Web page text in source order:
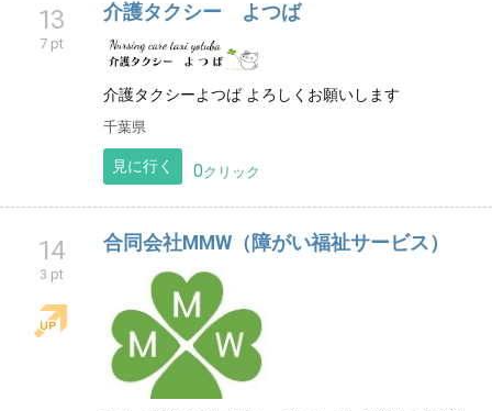
13
7 pt
介護タクシー よつば
介護タクシーよつば よろしくお願いします
千葉県
見に行く 0クリック
14
3 pt
合同会社MMW（障がい福祉サービス）